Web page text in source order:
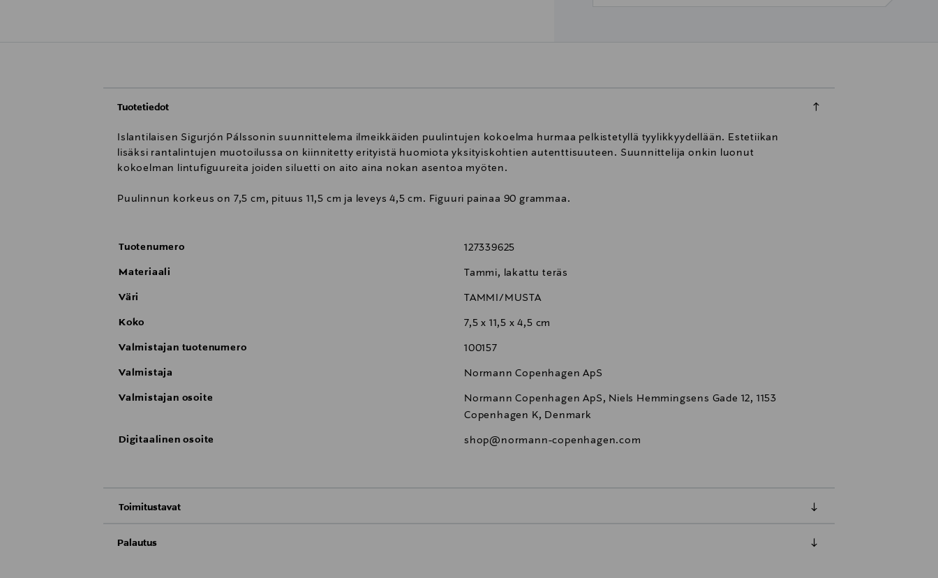
Tuotetiedot
Islantilaisen Sigurjón Pálssonin suunnittelema ilmeikkäiden puulintujen kokoelma hurmaa pelkistetyllä tyylikkyydellään. Estetiikan
lisäksi rantalintujen muotoilussa on kiinnitetty erityistä huomiota yksityiskohtien autenttisuuteen. Suunnittelija onkin luonut
kokoelman lintufiguureita joiden siluetti on aito aina nokan asentoa myöten.
Puulinnun korkeus on 7,5 cm, pituus 11,5 cm ja leveys 4,5 cm. Figuuri painaa 90 grammaa.
Tuotenumero 127339625
Materiaali Tammi, lakattu teräs
Väri TAMMI/MUSTA
Koko 7,5 x 11,5 x 4,5 cm
Valmistajan tuotenumero 100157
Valmistaja Normann Copenhagen ApS
Valmistajan osoite
Normann Copenhagen ApS, Niels Hemmingsens Gade 12, 1153
Copenhagen K, Denmark
Digitaalinen osoite shop@normann-copenhagen.com
Toimitustavat
Palautus